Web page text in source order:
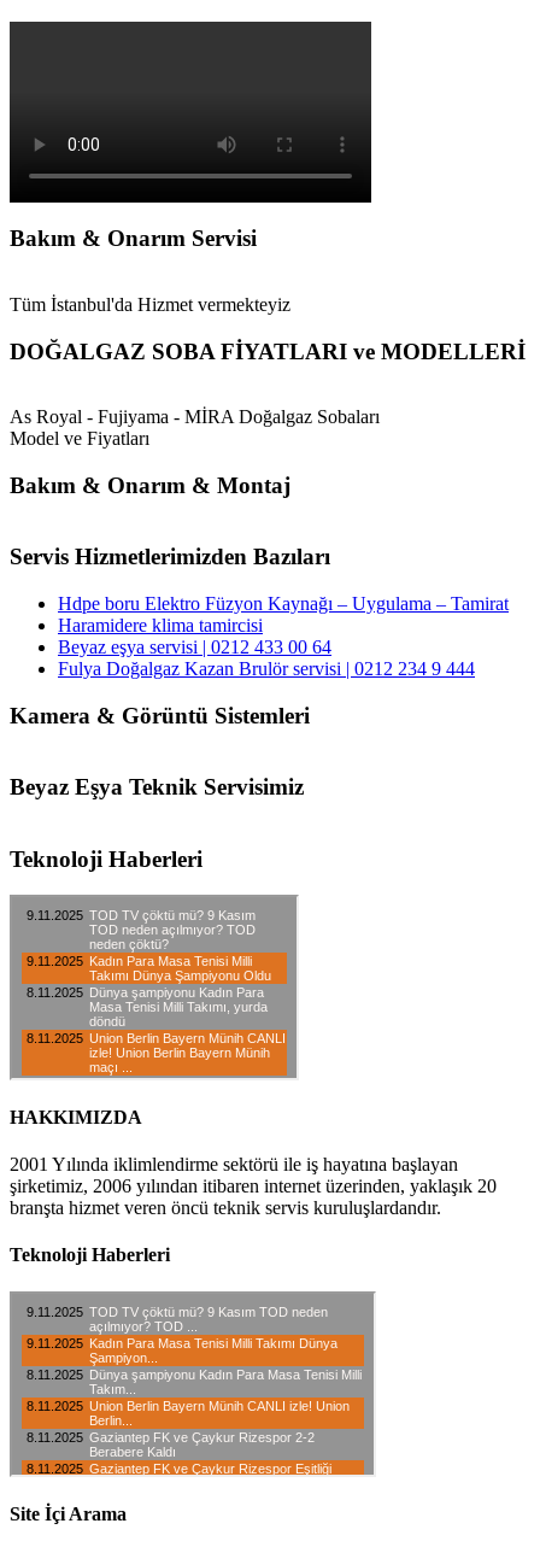
Bakım & Onarım Servisi
Tüm İstanbul'da Hizmet vermekteyiz
DOĞALGAZ SOBA FİYATLARI ve MODELLERİ
As Royal - Fujiyama - MİRA Doğalgaz Sobaları
Model ve Fiyatları
Bakım & Onarım & Montaj
Servis Hizmetlerimizden Bazıları
Hdpe boru Elektro Füzyon Kaynağı – Uygulama – Tamirat
Haramidere klima tamircisi
Beyaz eşya servisi | 0212 433 00 64
Fulya Doğalgaz Kazan Brulör servisi | 0212 234 9 444
Kamera & Görüntü Sistemleri
Beyaz Eşya Teknik Servisimiz
Teknoloji Haberleri
HAKKIMIZDA
2001 Yılında iklimlendirme sektörü ile iş hayatına başlayan
şirketimiz, 2006 yılından itibaren internet üzerinden, yaklaşık 20
branşta hizmet veren öncü teknik servis kuruluşlardandır.
Teknoloji Haberleri
Site İçi Arama